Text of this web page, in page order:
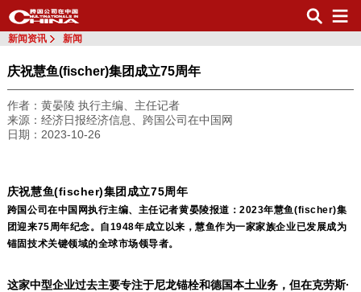
新闻资讯 新闻
庆祝慧鱼(fischer)集团成立75周年
作者：黄晏陵 执行主编、主任记者
来源：经济日报经济信息、跨国公司在中国网
日期：2023-10-26
庆祝慧鱼(fischer)集团成立75周年
跨国公司在中国网执行主编、主任记者黄晏陵报道：2023年慧鱼(fischer)集
团迎来75周年纪念。自1948年成立以来，慧鱼作为一家家族企业已发展成为
锚固技术关键领域的全球市场领导者。
这家中型企业过去主要专注于尼龙锚栓和德国本土业务，但在克劳斯·